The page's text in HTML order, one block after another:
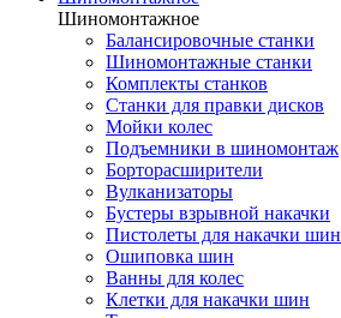
Шиномонтажное
Балансировочные станки
Шиномонтажные станки
Комплекты станков
Станки для правки дисков
Мойки колес
Подъемники в шиномонтаж
Борторасширители
Вулканизаторы
Бустеры взрывной накачки
Пистолеты для накачки шин
Ошиповка шин
Ванны для колес
Клетки для накачки шин